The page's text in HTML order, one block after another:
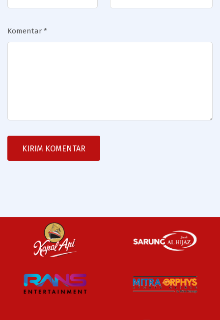
Komentar *